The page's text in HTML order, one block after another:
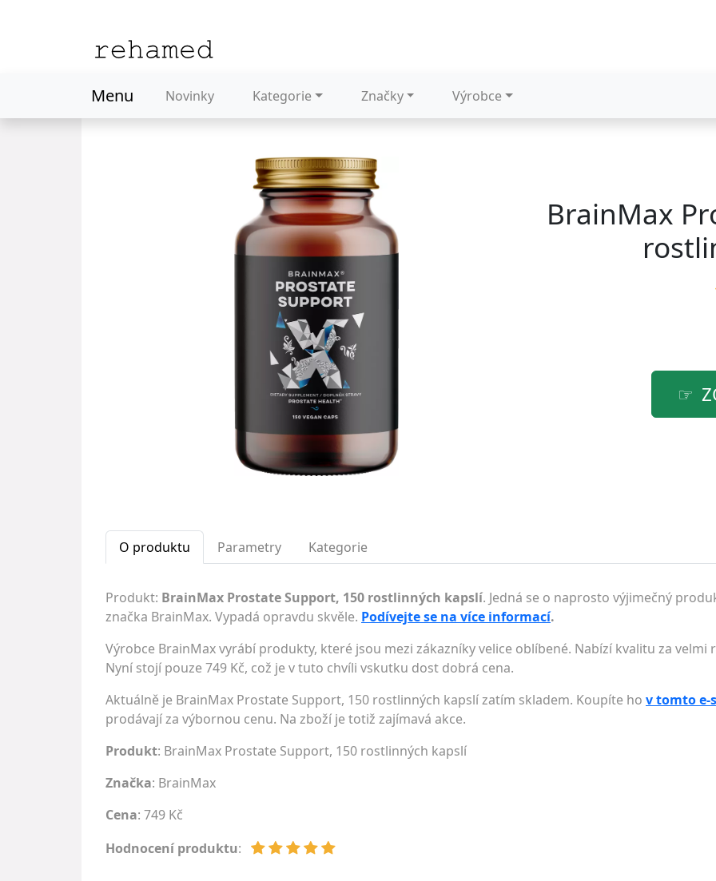
Menu Novinky Kategorie Značky Výrobce
BrainMax
O produktu Parametry Kategorie
Produkt: BrainMax Prostate Support, 150 rostlinných kapslí. Jedná se o naprosto výjimečný
značka BrainMax. Vypadá opravdu skvěle. Podívejte se na více informací.
Výrobce BrainMax vyrábí produkty, které jsou mezi zákazníky velice oblíbené. Nabízí kvalitu za velmi
Nyní stojí pouze 749 Kč, což je v tuto chvíli vskutku dost dobrá cena.
Aktuálně je BrainMax Prostate Support, 150 rostlinných kapslí zatím skladem. Koupíte ho v tomto e-
prodávají za výbornou cenu. Na zboží je totiž zajímavá akce.
Produkt: BrainMax Prostate Support, 150 rostlinných kapslí
Značka: BrainMax
Cena: 749 Kč
Hodnocení produktu: